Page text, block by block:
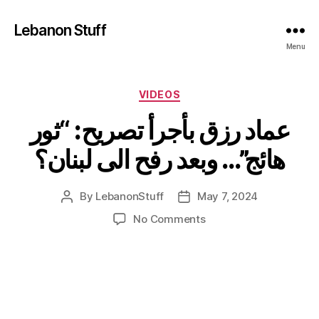
Lebanon Stuff
Menu
Categories
VIDEOS
عماد رزق بأجرأ تصريح: “ثور
هائج”… وبعد رفح الى لبنان؟
Post
By LebanonStuff
PostMay 7, 2024
No Commentson